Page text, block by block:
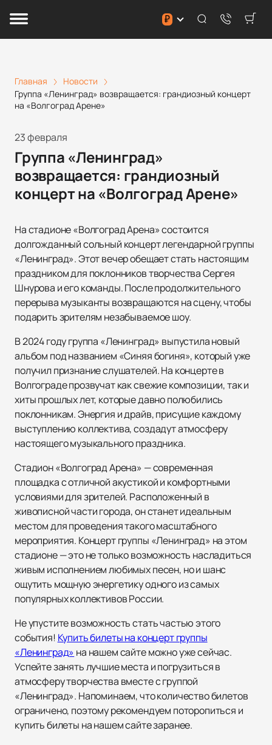
₽
Главная
Новости
Группа «Ленинград» возвращается: грандиозный концерт
на «Волгоград Арене»
23 февраля
Группа «Ленинград»
возвращается: грандиозный
концерт на «Волгоград Арене»
На стадионе «Волгоград Арена» состоится
долгожданный сольный концерт легендарной группы
«Ленинград». Этот вечер обещает стать настоящим
праздником для поклонников творчества Сергея
Шнурова и его команды. После продолжительного
перерыва музыканты возвращаются на сцену, чтобы
подарить зрителям незабываемое шоу.
В 2024 году группа «Ленинград» выпустила новый
альбом под названием «Синяя богиня», который уже
получил признание слушателей. На концерте в
Волгограде прозвучат как свежие композиции, так и
хиты прошлых лет, которые давно полюбились
поклонникам. Энергия и драйв, присущие каждому
выступлению коллектива, создадут атмосферу
настоящего музыкального праздника.
Стадион «Волгоград Арена» — современная
площадка с отличной акустикой и комфортными
условиями для зрителей. Расположенный в
живописной части города, он станет идеальным
местом для проведения такого масштабного
мероприятия. Концерт группы «Ленинград» на этом
стадионе — это не только возможность насладиться
живым исполнением любимых песен, но и шанс
ощутить мощную энергетику одного из самых
популярных коллективов России.
Не упустите возможность стать частью этого
события! Купить билеты на концерт группы
«Ленинград» на нашем сайте можно уже сейчас.
Успейте занять лучшие места и погрузиться в
атмосферу творчества вместе с группой
«Ленинград». Напоминаем, что количество билетов
ограничено, поэтому рекомендуем поторопиться и
купить билеты на нашем сайте заранее.